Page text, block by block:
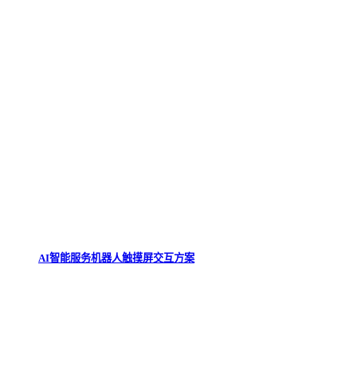
AI智能服务机器人触摸屏交互方案